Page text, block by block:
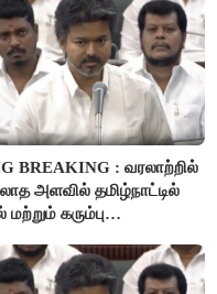
BREAKING : வரலாற்றில்
அளவில் தமிழ்நாட்டில்
மற்றும் கரும்பு
உயர்த்த
- முதலமைச்சர் விஜய்